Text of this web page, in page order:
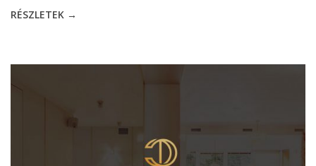
RÉSZLETEK →